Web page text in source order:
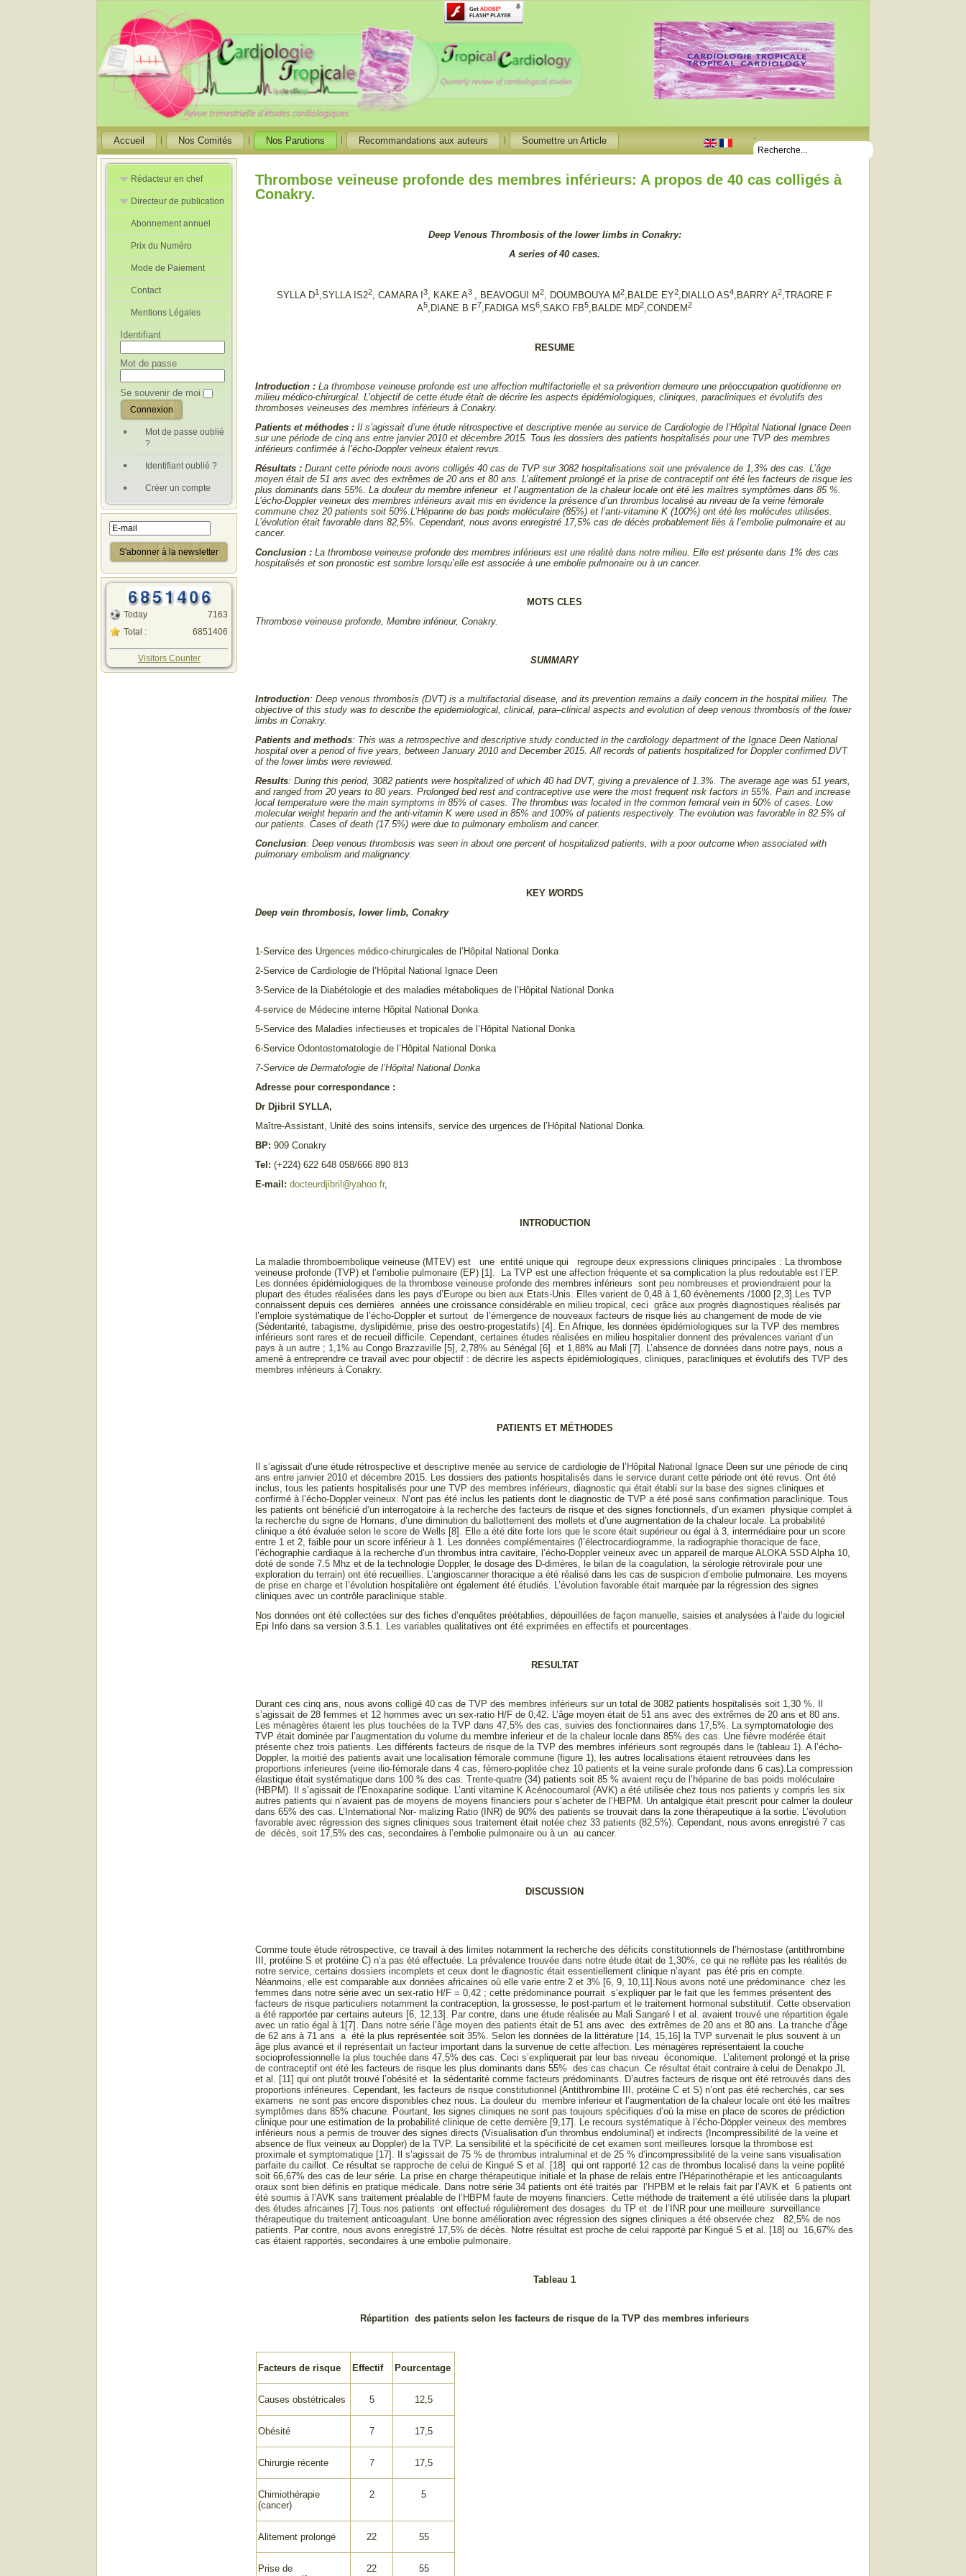
.
Accueil Nos Comités Nos Parutions Recommandations aux auteurs Soumettre un Article
Rédacteur en chef
Rédacteurs en
Chef Adjoint
Directeur de publication
Directeur de
publication
adjoint
Abonnement annuel
Prix du Numéro
Mode de Paiement
Contact
Mentions Légales
Identifiant
Mot de passe
Se souvenir de moi
Mot de passe oublié
?
Identifiant oublié ?
Créer un compte
Today
Total :
7163
6851406
Visitors Counter
Thrombose veineuse profonde des membres inférieurs: A propos de 40 cas colligés à
Conakry.
Deep Venous Thrombosis of the lower limbs in Conakry:
A series of 40 cases.
SYLLA D1 ,SYLLA IS22, CAMARA I3, KAKE A3 , BEAVOGUI M2, DOUMBOUYA M2,BALDE EY2,DIALLO AS4,BARRY A2,TRAORE F
A5,DIANE B F7,FADIGA MS6,SAKO FB5,BALDE MD2,CONDEM2
RESUME
Introduction : La thrombose veineuse profonde est une affection multifactorielle et sa prévention demeure une préoccupation quotidienne en
milieu médico-chirurgical. L’objectif de cette étude était de décrire les aspects épidémiologiques, cliniques, paracliniques et évolutifs des
thromboses veineuses des membres inférieurs à Conakry.
Patients et méthodes : Il s’agissait d’une étude rétrospective et descriptive menée au service de Cardiologie de l’Hôpital National Ignace Deen
sur une période de cinq ans entre janvier 2010 et décembre 2015. Tous les dossiers des patients hospitalisés pour une TVP des membres
inférieurs confirmée à l’écho-Doppler veineux étaient revus.
Résultats :Durant cette période nous avons colligés 40 cas de TVP sur 3082 hospitalisations soit une prévalence de 1,3% des cas. L’âge
moyen était de 51 ans avec des extrêmes de 20 ans et 80 ans. L’alitement prolongé et la prise de contraceptif ont été les facteurs de risque les
plus dominants dans 55%. La douleur du membre inferieur et l’augmentation de la chaleur locale ont été les maîtres symptômes dans 85 %.
L’écho-Doppler veineux des membres inférieurs avait mis en évidence la présence d’un thrombus localisé au niveau de la veine fémorale
commune chez 20 patients soit 50% .L’Héparine de bas poids moléculaire (85%) et l’anti-vitamine K (100%) ont été les molécules utilisées.
L’évolution était favorable dans 82,5%. Cependant, nous avons enregistré 17,5% cas de décès probablement liés à l’embolie pulmonaire et au
cancer.
Conclusion : La thrombose veineuse profonde des membres inférieurs est une réalité dans notre milieu. Elle est présente dans 1% des cas
hospitalisés et son pronostic est sombre lorsqu’elle est associée à une embolie pulmonaire ou à un cancer.
MOTS CLES
Thrombose veineuse profonde, Membre inférieur, Conakry.
SUMMARY
Introduction: Deep venous thrombosis (DVT) is a multifactorial disease, and its prevention remains a daily concern in the hospital milieu. The
objective of this study was to describe the epidemiological, clinical, para–clinical aspects and evolution of deep venous thrombosis of the lower
limbs in Conakry.
Patients and methods: This was a retrospective and descriptive study conducted in the cardiology department of the Ignace Deen National
hospital over a period of five years, between January 2010 and December 2015. All records of patients hospitalized for Doppler confirmed DVT
of the lower limbs were reviewed.
Results: During this period, 3082 patients were hospitalized of which 40 had DVT, giving a prevalence of 1.3%. The average age was 51 years,
and ranged from 20 years to 80 years. Prolonged bed rest and contraceptive use were the most frequent risk factors in 55%. Pain and increase
local temperature were the main symptoms in 85% of cases. The thrombus was located in the common femoral vein in 50% of cases. Low
molecular weight heparin and the anti-vitamin K were used in 85% and 100% of patients respectively. The evolution was favorable in 82.5% of
our patients. Cases of death (17.5%) were due to pulmonary embolism and cancer.
Conclusion: Deep venous thrombosis was seen in about one percent of hospitalized patients, with a poor outcome when associated with
pulmonary embolism and malignancy.
KEY WORDS
Deep vein thrombosis, lower limb, Conakry
1-Service des Urgences médico-chirurgicales de l’Hôpital National Donka
2-Service de Cardiologie de l’Hôpital National Ignace Deen
3-Service de la Diabétologie et des maladies métaboliques de l’Hôpital National Donka
4-service de Médecine interne Hôpital National Donka
5-Service des Maladies infectieuses et tropicales de l’Hôpital National Donka
6-Service Odontostomatologie de l’Hôpital National Donka
7-Service de Dermatologie de l’Hôpital National Donka
Adresse pour correspondance :
Dr Djibril SYLLA,
Maître-Assistant, Unité des soins intensifs, service des urgences de l’Hôpital National Donka.
BP:909 Conakry
Tel: (+224) 622 648 058/666 890 813
E-mail: docteurdjibril@yahoo.fr,
INTRODUCTION
La maladie thromboembolique veineuse (MTEV) est une entité unique qui regroupe deux expressions cliniques principales : La thrombose
veineuse profonde (TVP) et l’embolie pulmonaire (EP) [1]. La TVP est une affection fréquente et sa complication la plus redoutable est l’EP.
Les données épidémiologiques de la thrombose veineuse profonde des membres inférieurs sont peu nombreuses et proviendraient pour la
plupart des études réalisées dans les pays d’Europe ou bien aux Etats-Unis. Elles varient de 0,48 à 1,60 évènements /1000 [2,3].Les TVP
connaissent depuis ces dernières années une croissance considérable en milieu tropical, ceci grâce aux progrès diagnostiques réalisés par
l’emploie systématique de l’écho-Doppler et surtout de l’émergence de nouveaux facteurs de risque liés au changement de mode de vie
(Sédentarité, tabagisme, dyslipidémie, prise des oestro-progestatifs) [4]. En Afrique, les données épidémiologiques sur la TVP des membres
inférieurs sont rares et de recueil difficile. Cependant, certaines études réalisées en milieu hospitalier donnent des prévalences variant d’un
pays à un autre ; 1,1% au Congo Brazzaville [5], 2,78% au Sénégal [6] et 1,88% au Mali [7]. L’absence de données dans notre pays, nous a
amené à entreprendre ce travail avec pour objectif : de décrire les aspects épidémiologiques, cliniques, paracliniques et évolutifs des TVP des
membres inférieurs à Conakry.
PATIENTS ET MÉTHODES
Il s’agissait d’une étude rétrospective et descriptive menée au service de cardiologie de l’Hôpital National Ignace Deen sur une période de cinq
ans entre janvier 2010 et décembre 2015. Les dossiers des patients hospitalisés dans le service durant cette période ont été revus. Ont été
inclus, tous les patients hospitalisés pour une TVP des membres inférieurs, diagnostic qui était établi sur la base des signes cliniques et
confirmé à l’écho-Doppler veineux. N’ont pas été inclus les patients dont le diagnostic de TVP a été posé sans confirmation paraclinique. Tous
les patients ont bénéficié d’un interrogatoire à la recherche des facteurs de risque et des signes fonctionnels, d’un examen physique complet à
la recherche du signe de Homans, d’une diminution du ballottement des mollets et d’une augmentation de la chaleur locale. La probabilité
clinique a été évaluée selon le score de Wells [8]. Elle a été dite forte lors que le score était supérieur ou égal à 3, intermédiaire pour un score
entre 1 et 2, faible pour un score inférieur à 1. Les données complémentaires (l’électrocardiogramme, la radiographie thoracique de face,
l’échographie cardiaque à la recherche d’un thrombus intra cavitaire, l’écho-Doppler veineux avec un appareil de marque ALOKA SSD Alpha 10,
doté de sonde 7.5 Mhz et de la technologie Doppler, le dosage des D-dimères, le bilan de la coagulation, la sérologie rétrovirale pour une
exploration du terrain) ont été recueillies. L’angioscanner thoracique a été réalisé dans les cas de suspicion d’embolie pulmonaire. Les moyens
de prise en charge et l’évolution hospitalière ont également été étudiés. L’évolution favorable était marquée par la régression des signes
cliniques avec un contrôle paraclinique stable.
Nos données ont été collectées sur des fiches d’enquêtes préétablies, dépouillées de façon manuelle, saisies et analysées à l’aide du logiciel
Epi Info dans sa version 3.5.1. Les variables qualitatives ont été exprimées en effectifs et pourcentages.
RESULTAT
Durant ces cinq ans, nous avons colligé 40 cas de TVP des membres inférieurs sur un total de 3082 patients hospitalisés soit 1,30 %. Il
s’agissait de 28 femmes et 12 hommes avec un sex-ratio H/F de 0,42. L’âge moyen était de 51 ans avec des extrêmes de 20 ans et 80 ans.
Les ménagères étaient les plus touchées de la TVP dans 47,5% des cas, suivies des fonctionnaires dans 17,5%. La symptomatologie des
TVP était dominée par l’augmentation du volume du membre inferieur et de la chaleur locale dans 85% des cas. Une fièvre modérée était
présente chez trois patients. Les différents facteurs de risque de la TVP des membres inférieurs sont regroupés dans le (tableau 1). A l’écho-
Doppler, la moitié des patients avait une localisation fémorale commune (figure 1), les autres localisations étaient retrouvées dans les
proportions inferieures (veine ilio-fémorale dans 4 cas, fémero-poplitée chez 10 patients et la veine surale profonde dans 6 cas).La compression
élastique était systématique dans 100 % des cas. Trente-quatre (34) patients soit 85 % avaient reçu de l’héparine de bas poids moléculaire
(HBPM). Il s’agissait de l’Enoxaparine sodique. L’anti vitamine K Acénocoumarol (AVK) a été utilisée chez tous nos patients y compris les six
autres patients qui n’avaient pas de moyens de moyens financiers pour s’acheter de l’HBPM. Un antalgique était prescrit pour calmer la douleur
dans 65% des cas. L’International Nor- malizing Ratio (INR) de 90% des patients se trouvait dans la zone thérapeutique à la sortie. L’évolution
favorable avec régression des signes cliniques sous traitement était notée chez 33 patients (82,5%). Cependant, nous avons enregistré 7 cas
de décès, soit 17,5% des cas, secondaires à l’embolie pulmonaire ou à un au cancer.
DISCUSSION
Comme toute étude rétrospective, ce travail à des limites notamment la recherche des déficits constitutionnels de l’hémostase (antithrombine
III, protéine S et protéine C) n’a pas été effectuée. La prévalence trouvée dans notre étude était de 1,30%, ce qui ne reflète pas les réalités de
notre service, certains dossiers incomplets et ceux dont le diagnostic était essentiellement clinique n’ayant pas été pris en compte.
Néanmoins, elle est comparable aux données africaines où elle varie entre 2 et 3% [6, 9, 10,11].Nous avons noté une prédominance chez les
femmes dans notre série avec un sex-ratio H/F = 0,42 ; cette prédominance pourrait s’expliquer par le fait que les femmes présentent des
facteurs de risque particuliers notamment la contraception, la grossesse, le post-partum et le traitement hormonal substitutif. Cette observation
a été rapportée par certains auteurs [6, 12,13]. Par contre, dans une étude réalisée au Mali Sangaré I et al. avaient trouvé une répartition égale
avec un ratio égal à 1[7]. Dans notre série l’âge moyen des patients était de 51 ans avec des extrêmes de 20 ans et 80 ans. La tranche d’âge
de 62 ans à 71 ans a été la plus représentée soit 35%. Selon les données de la littérature [14, 15,16] la TVP survenait le plus souvent à un
âge plus avancé et il représentait un facteur important dans la survenue de cette affection. Les ménagères représentaient la couche
socioprofessionnelle la plus touchée dans 47,5% des cas. Ceci s’expliquerait par leur bas niveau économique. L’alitement prolongé et la prise
de contraceptif ont été les facteurs de risque les plus dominants dans 55% des cas chacun. Ce résultat était contraire à celui de Denakpo JL
et al. [11] qui ont plutôt trouvé l’obésité et la sédentarité comme facteurs prédominants. D’autres facteurs de risque ont été retrouvés dans des
proportions inférieures. Cependant, les facteurs de risque constitutionnel (Antithrombine III, protéine C et S) n’ont pas été recherchés, car ses
examens ne sont pas encore disponibles chez nous. La douleur du membre inferieur et l’augmentation de la chaleur locale ont été les maîtres
symptômes dans 85% chacune. Pourtant, les signes cliniques ne sont pas toujours spécifiques d’où la mise en place de scores de prédiction
clinique pour une estimation de la probabilité clinique de cette dernière [9,17]. Le recours systématique à l’écho-Döppler veineux des membres
inférieurs nous a permis de trouver des signes directs (Visualisation d'un thrombus endoluminal) et indirects (Incompressibilité de la veine et
absence de flux veineux au Doppler) de la TVP. La sensibilité et la spécificité de cet examen sont meilleures lorsque la thrombose est
proximale et symptomatique [17]. Il s’agissait de 75 % de thrombus intraluminal et de 25 % d’incompressibilité de la veine sans visualisation
parfaite du caillot. Ce résultat se rapproche de celui de Kingué S et al. [18] qui ont rapporté 12 cas de thrombus localisé dans la veine poplité
soit 66,67% des cas de leur série. La prise en charge thérapeutique initiale et la phase de relais entre l’Héparinothérapie et les anticoagulants
oraux sont bien définis en pratique médicale. Dans notre série 34 patients ont été traités par l’HPBM et le relais fait par l’AVK et 6 patients ont
été soumis à l’AVK sans traitement préalable de l’HBPM faute de moyens financiers. Cette méthode de traitement a été utilisée dans la plupart
des études africaines [7].Tous nos patients ont effectué régulièrement des dosages du TP et de l’INR pour une meilleure surveillance
thérapeutique du traitement anticoagulant. Une bonne amélioration avec régression des signes cliniques a été observée chez 82,5% de nos
patients. Par contre, nous avons enregistré 17,5% de décès. Notre résultat est proche de celui rapporté par Kingué S et al. [18] ou 16,67% des
cas étaient rapportés, secondaires à une embolie pulmonaire.
Tableau 1
Répartition des patients selon les facteurs de risque de la TVP des membres inferieurs
Facteurs de risque Effectif Pourcentage
Causes obstétricales 5 12,5
Obésité 7 17,5
Chirurgie récente 7 17,5
Chimiothérapie
(cancer)
2 5
Alitement prolongé 22 55
Prise de
22 55